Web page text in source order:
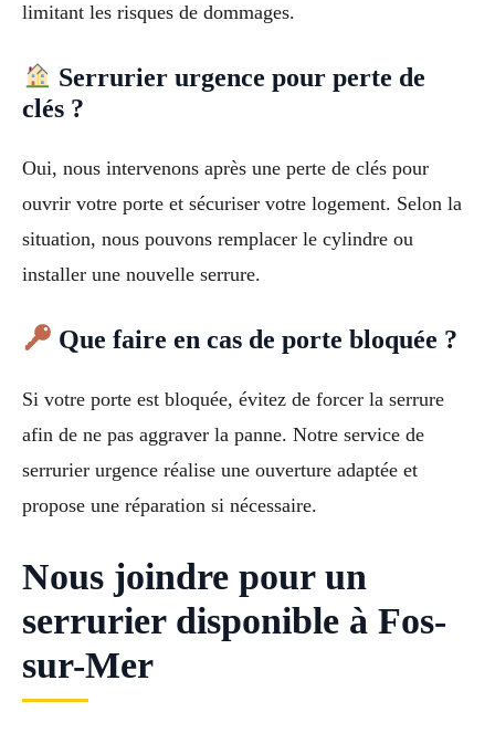
limitant les risques de dommages.
Serrurier urgence pour perte de
clés ?
Oui, nous intervenons après une perte de clés pour
ouvrir votre porte et sécuriser votre logement. Selon la
situation, nous pouvons remplacer le cylindre ou
installer une nouvelle serrure.
Que faire en cas de porte bloquée ?
Si votre porte est bloquée, évitez de forcer la serrure
afin de ne pas aggraver la panne. Notre service de
serrurier urgence réalise une ouverture adaptée et
propose une réparation si nécessaire.
Nous joindre pour un
serrurier disponible à Fos-
sur-Mer